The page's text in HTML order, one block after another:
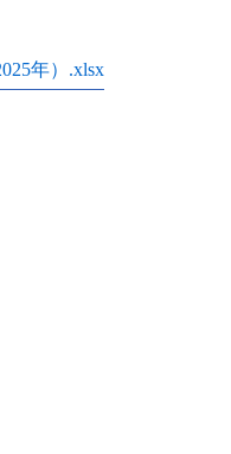
年）.xlsx